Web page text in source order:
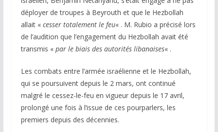
déployer de troupes à Beyrouth et que le Hezbollah
allait « cesser totalement le feu« . M. Rubio a précisé lors
de l’audition que l’engagement du Hezbollah avait été
transmis « par le biais des autorités libanaises« .
Les combats entre l’armée israélienne et le Hezbollah,
qui se poursuivent depuis le 2 mars, ont continué
malgré le cessez-le-feu en vigueur depuis le 17 avril,
prolongé une fois à l’issue de ces pourparlers, les
premiers depuis des décennies.